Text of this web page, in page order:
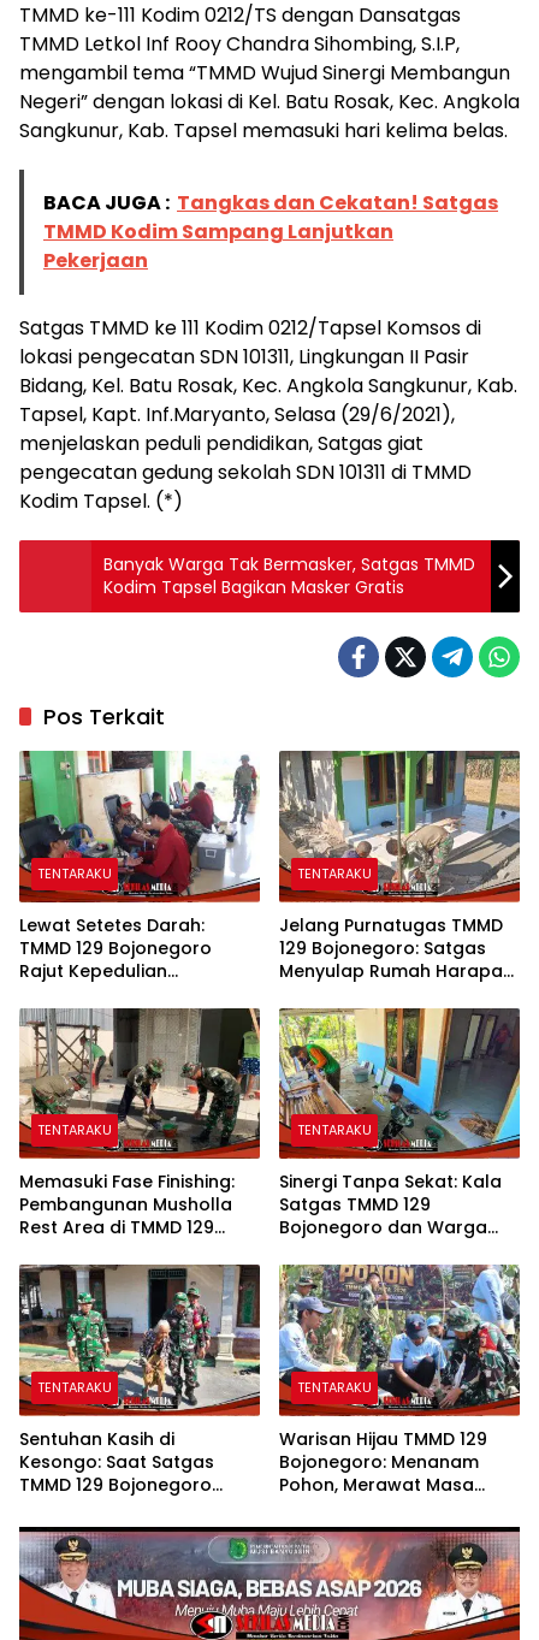
TMMD ke-111 Kodim 0212/TS dengan Dansatgas
TMMD Letkol Inf Rooy Chandra Sihombing, S.I.P,
mengambil tema “TMMD Wujud Sinergi Membangun
Negeri” dengan lokasi di Kel. Batu Rosak, Kec. Angkola
Sangkunur, Kab. Tapsel memasuki hari kelima belas.
BACA JUGA : Tangkas dan Cekatan! Satgas
TMMD Kodim Sampang Lanjutkan
Pekerjaan
Satgas TMMD ke 111 Kodim 0212/Tapsel Komsos di
lokasi pengecatan SDN 101311, Lingkungan II Pasir
Bidang, Kel. Batu Rosak, Kec. Angkola Sangkunur, Kab.
Tapsel, Kapt. Inf.Maryanto, Selasa (29/6/2021),
menjelaskan peduli pendidikan, Satgas giat
pengecatan gedung sekolah SDN 101311 di TMMD
Kodim Tapsel. (*)
Banyak Warga Tak Bermasker, Satgas TMMD
Kodim Tapsel Bagikan Masker Gratis
Pos Terkait
TENTARAKU
Lewat Setetes Darah:
TMMD 129 Bojonegoro
Rajut Kepedulian
Kesongo
TENTARAKU
Jelang Purnatugas TMMD
129 Bojonegoro: Satgas
Menyulap Rumah Harapan
Hunian Layak dan Nyaman
TENTARAKU
Memasuki Fase Finishing:
Pembangunan Musholla
Rest Area di TMMD 129
Keramik dan Pengecatan
Teras
TENTARAKU
Sinergi Tanpa Sekat: Kala
Satgas TMMD 129
Bojonegoro dan Warga
Merajut Asa Ibu Jasmiati
TENTARAKU
Sentuhan Kasih di
Kesongo: Saat Satgas
TMMD 129 Bojonegoro
Menatap Rumah Baru Anak
Tercinta
TENTARAKU
Warisan Hijau TMMD 129
Bojonegoro: Menanam
Pohon, Merawat Masa